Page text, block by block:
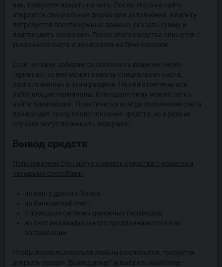
них, требуется нажать на него. После этого на сайте
откроется специальная форма для заполнения. Клиенту
потребуется ввести нужные данные, указать сумму и
подтвердить операцию. После этого средства спишутся с
указанного счета и зачислятся на Qiwi-кошелек.
Если человек собирается пополнять кошелек через
терминал, то ему может помочь специальная карта,
расположенная в этом разделе. На ней отмечены все
работающие терминалы, благодаря чему можно легко
найти ближайший. Практически всегда пополнение счета
происходит сразу после списания средств, но в редких
случаях могут возникать задержки.
Вывод средств
Пользователи Qiwi могут снимать средства с кошелька
четырьмя способами:
на карту другого банка;
на банковский счет;
с помощью системы денежных переводов;
на счет индивидуального предпринимателя или
организации.
Чтобы воспользоваться любым из способов, требуется
открыть раздел “Вывод денег” и выбрать наиболее